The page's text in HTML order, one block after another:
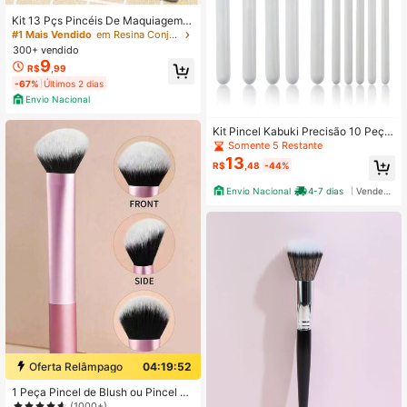
Kit 13 Pçs Pincéis De Maquiagem C
ontorno Kabuki Profissional
#1 Mais Vendido
em Resina Conjuntos De Pincéis
300+ vendido
R$9 ,99
-67% Últimos 2 dias
Envio Nacional
Oferta Relâmpago
04:19:51
1 Peça Pincel de Blush ou Pincel de
Kit Pincel Kabuki Precisão 10 Peça
s
Somente 5 Restante
R$13 ,48 -44%
Envio Nacional 4-7 dias